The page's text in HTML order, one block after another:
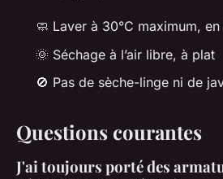
🧼 Laver à 30°C maximum,
🌞 Séchage à l’air libre, à plat
🚫 Pas de sèche-linge ni de
Questions courantes
J'ai toujours porté des